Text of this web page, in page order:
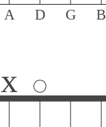
A D G B
x